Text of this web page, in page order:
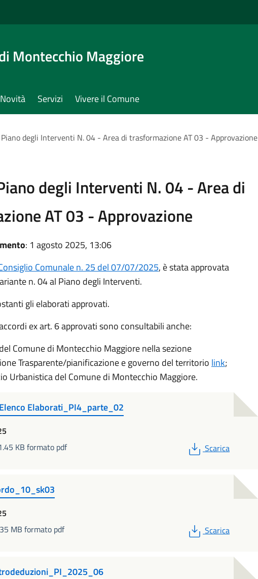
Montecchio Maggiore
Novità Servizi Vivere il Comune
degli Interventi N. 04 - Area di trasformazione AT 03 - Approvazione
degli Interventi N. 04 - Area di
AT 03 - Approvazione
: 1 agosto 2025, 13:06
Comunale n. 25 del 07/07/2025, è stata approvata
n. 04 al Piano degli Interventi.
gli elaborati approvati.
ex art. 6 approvati sono consultabili anche:
Comune di Montecchio Maggiore nella sezione
Trasparente/pianificazione e governo del territorio link;
Urbanistica del Comune di Montecchio Maggiore.
Elaborati_PI4_parte_02
KB formato pdf
PDF
Scarica
MB formato pdf
PDF
Scarica